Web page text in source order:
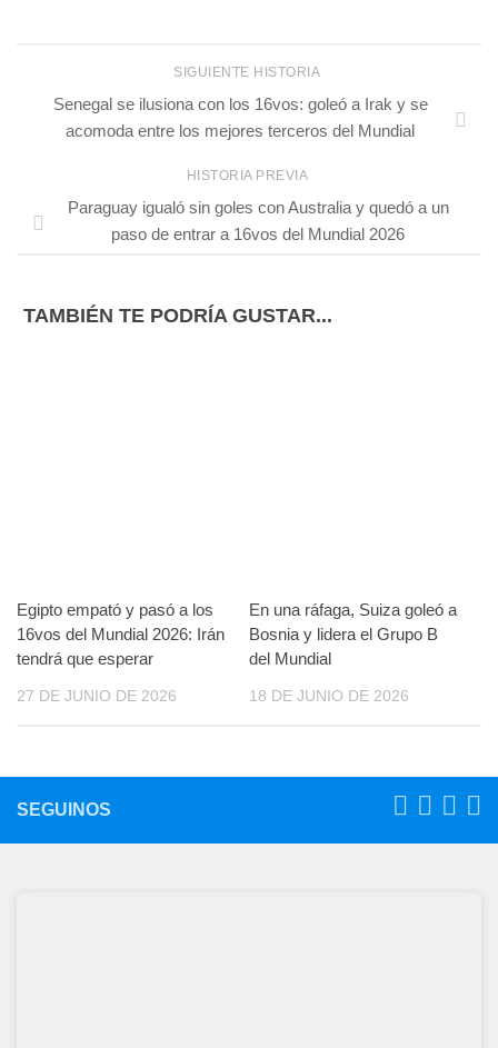
SIGUIENTE HISTORIA
Senegal se ilusiona con los 16vos: goleó a Irak y se
acomoda entre los mejores terceros del Mundial
HISTORIA PREVIA
Paraguay igualó sin goles con Australia y quedó a un
paso de entrar a 16vos del Mundial 2026
TAMBIÉN TE PODRÍA GUSTAR...
Egipto empató y pasó a los
16vos del Mundial 2026: Irán
tendrá que esperar
27 DE JUNIO DE 2026
En una ráfaga, Suiza goleó a
Bosnia y lidera el Grupo B
del Mundial
18 DE JUNIO DE 2026
SEGUINOS